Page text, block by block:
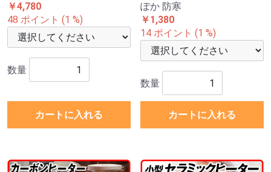
￥4,780
48 ポイント (1 %)
数量
カートに入れる
ぽか 防寒
￥1,380
14 ポイント (1 %)
数量
カートに入れる